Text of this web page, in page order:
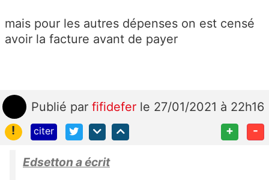
mais pour les autres dépenses on est censé
avoir la facture avant de payer
Publié par fifidefer le 27/01/2021 à 22h16
!
citer + -
Edsetton a écrit